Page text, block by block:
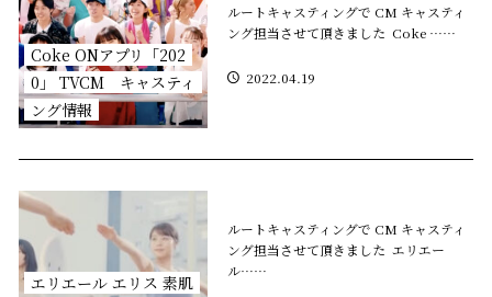
Coke ONアプリ「202
0」 TVCM キャスティ
ング情報
ルートキャスティングで CM キャスティ
ング担当させて頂きました Coke ……
2022.04.19
エリエール エリス 素肌
ルートキャスティングで CM キャスティ
ング担当させて頂きました エリエー
ル……